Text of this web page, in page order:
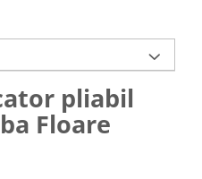
pliabil
Floare